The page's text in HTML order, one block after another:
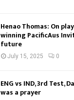
Henao Thomas: On
winning PacificAus
future
July 15, 2025 0
ENG vs IND, 3rd Test,
was a prayer